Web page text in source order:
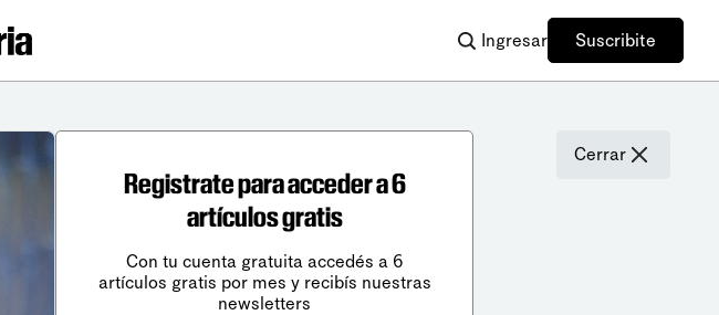
Ingresar Suscribite
Cerrar
Registrate para acceder a 6
artículos gratis
Con tu cuenta gratuita accedés a 6
artículos gratis por mes y recibís nuestras
newsletters